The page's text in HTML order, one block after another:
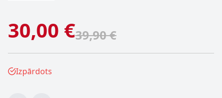
30,00 €39,90 €
Izpārdots